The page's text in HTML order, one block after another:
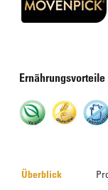
Ernährungsvorteile
Überblick